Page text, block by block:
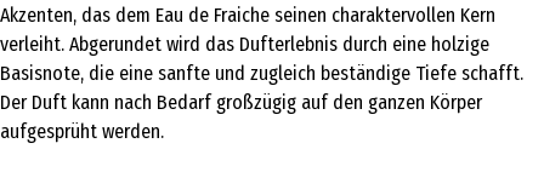
Akzenten, das dem Eau de Fraiche seinen charaktervollen Kern
verleiht. Abgerundet wird das Dufterlebnis durch eine holzige
Basisnote, die eine sanfte und zugleich beständige Tiefe schafft.
Der Duft kann nach Bedarf großzügig auf den ganzen Körper
aufgesprüht werden.